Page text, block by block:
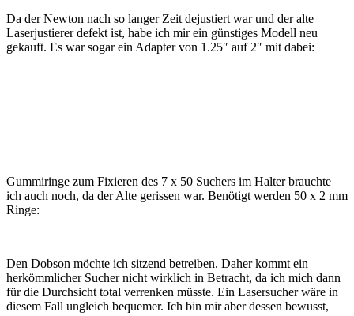
Da der Newton nach so langer Zeit dejustiert war und der alte
Laserjustierer defekt ist, habe ich mir ein günstiges Modell neu
gekauft. Es war sogar ein Adapter von 1.25″ auf 2″ mit dabei:
Gummiringe zum Fixieren des 7 x 50 Suchers im Halter brauchte
ich auch noch, da der Alte gerissen war. Benötigt werden 50 x 2 mm
Ringe:
Den Dobson möchte ich sitzend betreiben. Daher kommt ein
herkömmlicher Sucher nicht wirklich in Betracht, da ich mich dann
für die Durchsicht total verrenken müsste. Ein Lasersucher wäre in
diesem Fall ungleich bequemer. Ich bin mir aber dessen bewusst,